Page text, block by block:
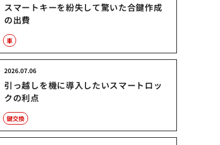
スマートキーを紛失して驚いた合鍵作成
の出費
車
引っ越しを機に導入したいスマートロッ
クの利点
2026.07.06
鍵交換